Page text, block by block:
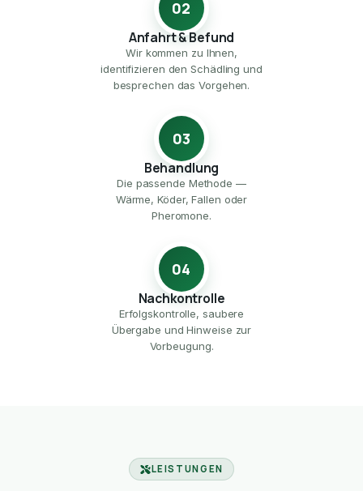
02
Anfahrt & Befund
Wir kommen zu Ihnen,
identifizieren den Schädling und
besprechen das Vorgehen.
03
Behandlung
Die passende Methode —
Wärme, Köder, Fallen oder
Pheromone.
04
Nachkontrolle
Erfolgskontrolle, saubere
Übergabe und Hinweise zur
Vorbeugung.
LEISTUNGEN